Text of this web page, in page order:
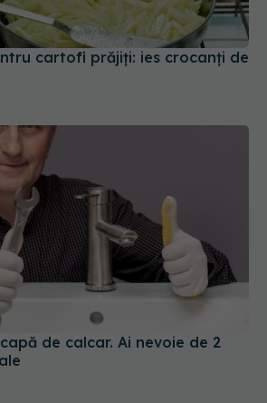
cartofi prăjiți: ies crocanți de
de calcar. Ai nevoie de 2